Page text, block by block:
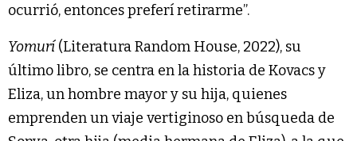
ocurrió, entonces preferí retirarme”.
Yomurí(Literatura Random House, 2022), su
último libro, se centra en la historia de Kovacs y
Eliza, un hombre mayor y su hija, quienes
emprenden un viaje vertiginoso en búsqueda de